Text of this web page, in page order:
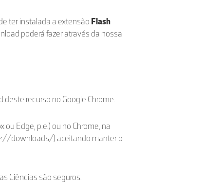
ter instalada a extensão Flash
poderá fazer através da nossa
recurso no Google Chrome.
ou Edge, p.e.) ou no Chrome, na
downloads/) aceitando manter o
Ciências são seguros.